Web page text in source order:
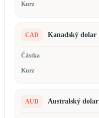
CAD Kanadský dolar
AUD Australský dolar